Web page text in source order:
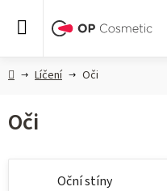
DomůLíčení Oči
Oči
Oční stíny